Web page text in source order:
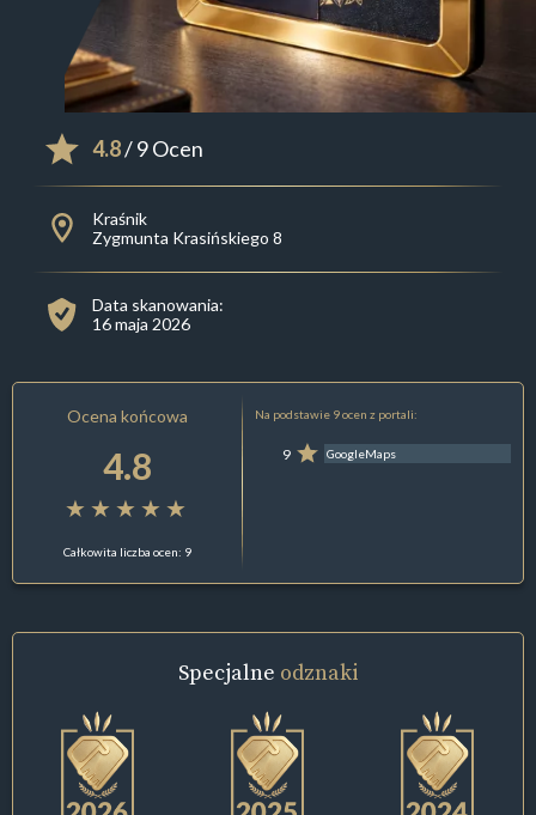
4.8/ 9 Ocen
Kraśnik
Zygmunta Krasińskiego 8
Data skanowania:
16 maja 2026
Ocena końcowa
4.8
Całkowita liczba ocen: 9
Na podstawie 9 ocen z portali:
9 GoogleMaps
Specjalne odznaki